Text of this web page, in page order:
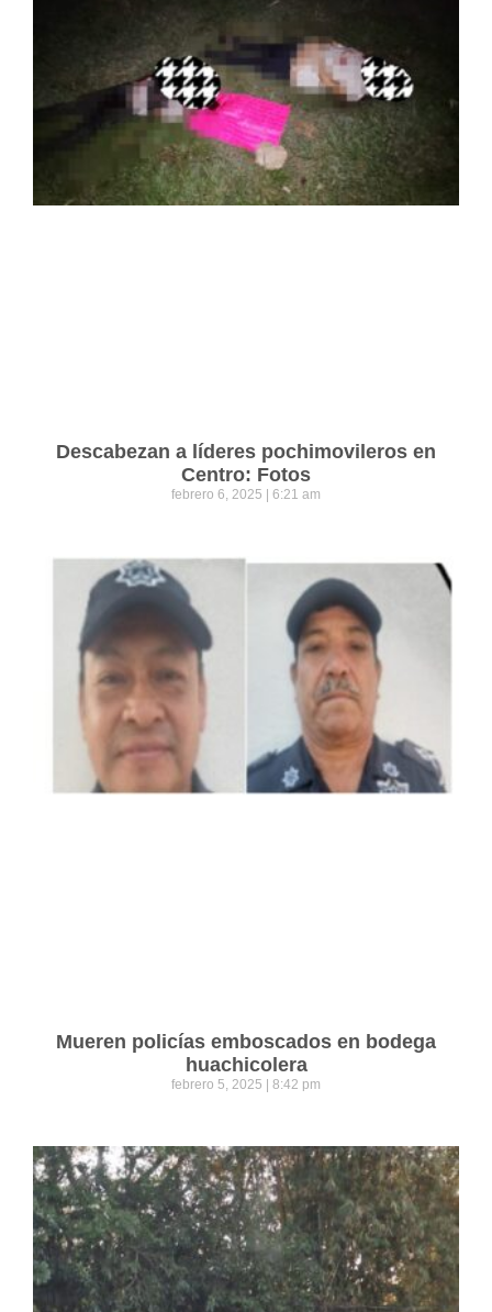
Descabezan a líderes pochimovileros en
Centro: Fotos
febrero 6, 2025 6:21 am
Mueren policías emboscados en bodega
huachicolera
febrero 5, 2025 8:42 pm